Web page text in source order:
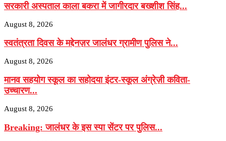
सरकारी अस्पताल काला बकरा में जागीरदार बख्शीश सिंह...
August 8, 2026
स्वतंत्रता दिवस के मद्देनज़र जालंधर ग्रामीण पुलिस ने...
August 8, 2026
मानव सहयोग स्कूल का सहोदया इंटर-स्कूल अंग्रेज़ी कविता-
उच्चारण...
August 8, 2026
Breaking: जालंधर के इस स्पा सेंटर पर पुलिस...